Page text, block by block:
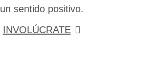
un sentido positivo.
INVOLÚCRATE